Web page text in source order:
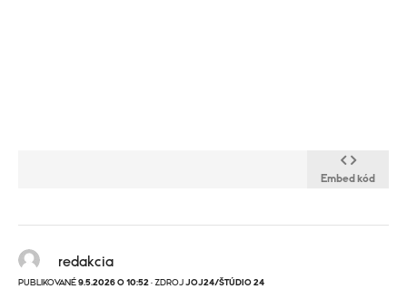
Embed kód
redakcia
PUBLIKOVANÉ 9.5.2026 O 10:52 · ZDROJ JOJ24/ŠTÚDIO 24